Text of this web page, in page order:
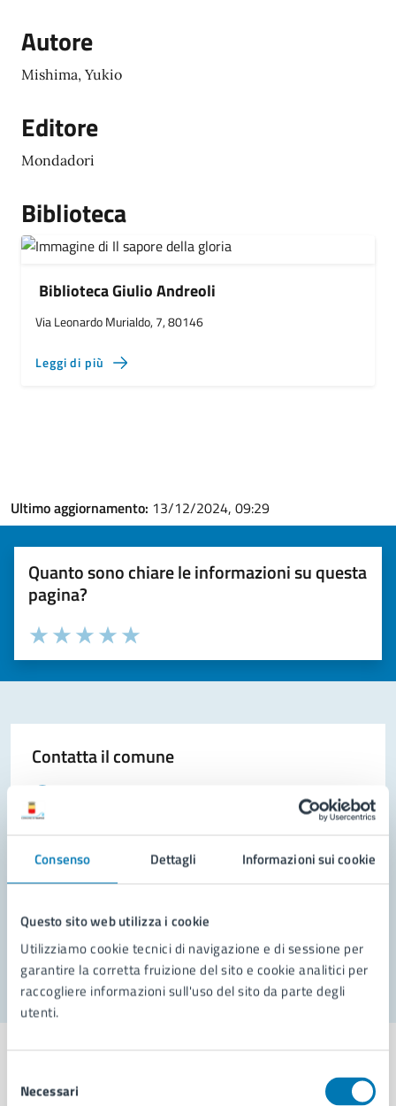
Consenso Dettagli Informazioni sui cookie
Questo sito web utilizza i cookie
Utilizziamo cookie tecnici di navigazione e di sessione per
garantire la corretta fruizione del sito e cookie analitici per
raccogliere informazioni sull'uso del sito da parte degli
utenti.
delNecessari
Autore
Mishima, Yukio
Editore
Mondadori
Biblioteca
Biblioteca Giulio Andreoli
Via Leonardo Murialdo, 7, 80146
Leggi di più
Ultimo aggiornamento: 13/12/2024, 09:29
Quanto sono chiare le informazioni su questa
pagina?
Valuta la chiarezza delle informazioni (da 1 a 5 stelle)
Seleziona il numero di stelle per valutare la chiarezza delle
Valuta 5 stelle su 5
Valuta 4 stelle su 5
Valuta 3 stelle su 5
Valuta 2 stelle su 5
Valuta 1 stelle su 5
Contatta il comune
Prenota appuntamento
Problemi in città
Segnala disservizio